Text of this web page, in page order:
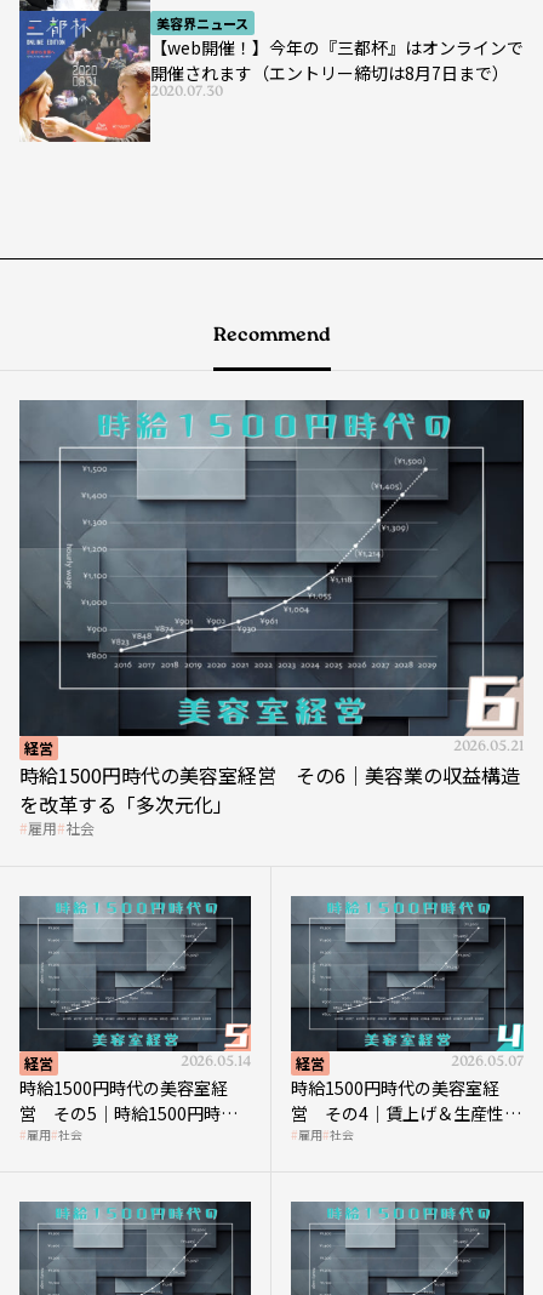
美容界ニュース
【web開催！】今年の『三都杯』はオンラインで
開催されます（エントリー締切は8月7日まで）
2020.07.30
Recommend
経営 2026.05.21
時給1500円時代の美容室経営 その6｜美容業の収益構造
を改革する「多次元化」
雇用 社会
経営 2026.05.14
時給1500円時代の美容室経
営 その5｜時給1500円時代
の到来は美容業の収益構造を
雇用 社会
経営 2026.05.07
時給1500円時代の美容室経
営 その4｜賃上げ＆生産性向
上につなげる賢い助成金活用
雇用 社会